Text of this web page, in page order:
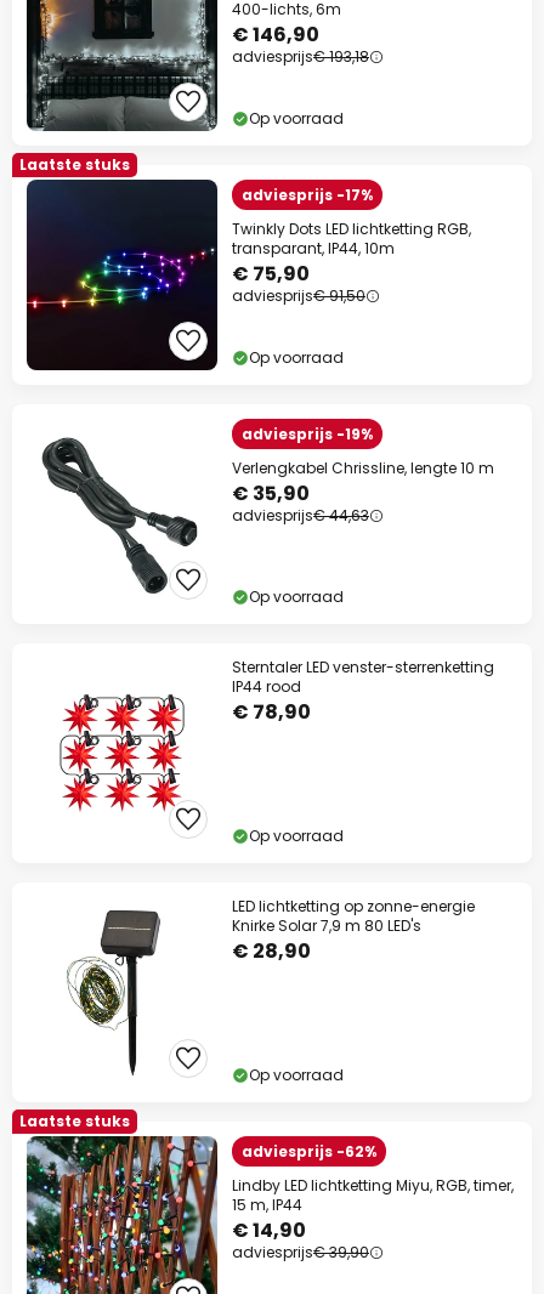
400-lichts, 6m
€ 146,90
adviesprijs€ 193,18
Op voorraad
Laatste stuks
adviesprijs -17%
Twinkly Dots LED lichtketting RGB,
transparant, IP44, 10m
€ 75,90
adviesprijs€ 91,50
Op voorraad
adviesprijs -19%
Verlengkabel Chrissline, lengte 10 m
€ 35,90
adviesprijs€ 44,63
Op voorraad
Sterntaler LED venster-sterrenketting
IP44 rood
€ 78,90
Op voorraad
LED lichtketting op zonne-energie
Knirke Solar 7,9 m 80 LED's
€ 28,90
Op voorraad
Laatste stuks
adviesprijs -62%
Lindby LED lichtketting Miyu, RGB, timer,
15 m, IP44
€ 14,90
adviesprijs€ 39,90